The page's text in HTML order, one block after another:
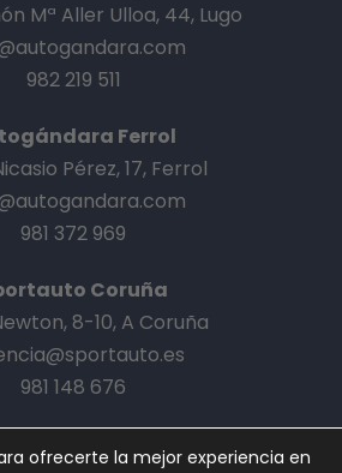
Mª Aller Ulloa, 44, Lugo
982 219 511
Ferrol
Pérez, 17, Ferrol
981 372 969
Coruña
8-10, A Coruña
981 148 676
ofrecerte la mejor experiencia en